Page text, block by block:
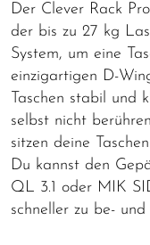
Der Clever Rack
der bis zu 27 kg
System, um eine
einzigartigen D-
Taschen stabil und
selbst nicht
sitzen deine
Du kannst den
QL 3.1 oder MIK
schneller zu be-